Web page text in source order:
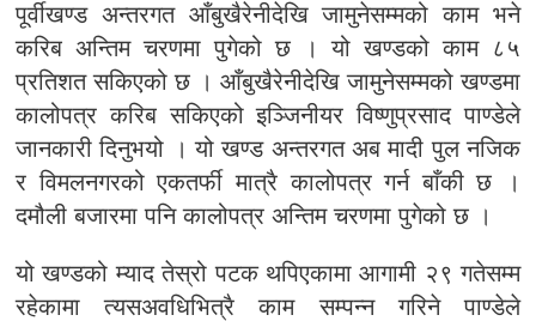
पूर्वीखण्ड अन्तरगत आँबुखैरेनीदेखि जामुनेसम्मको काम भने
करिब अन्तिम चरणमा पुगेको छ । यो खण्डको काम ८५
प्रतिशत सकिएको छ । आँबुखैरेनीदेखि जामुनेसम्मको खण्डमा
कालोपत्र करिब सकिएको इञ्जिनीयर विष्णुप्रसाद पाण्डेले
जानकारी दिनुभयो । यो खण्ड अन्तरगत अब मादी पुल नजिक
र विमलनगरको एकतर्फी मात्रै कालोपत्र गर्न बाँकी छ ।
दमौली बजारमा पनि कालोपत्र अन्तिम चरणमा पुगेको छ ।
यो खण्डको म्याद तेस्रो पटक थपिएकामा आगामी २९ गतेसम्म
रहेकामा त्यसअवधिभित्रै काम सम्पन्न गरिने पाण्डेले